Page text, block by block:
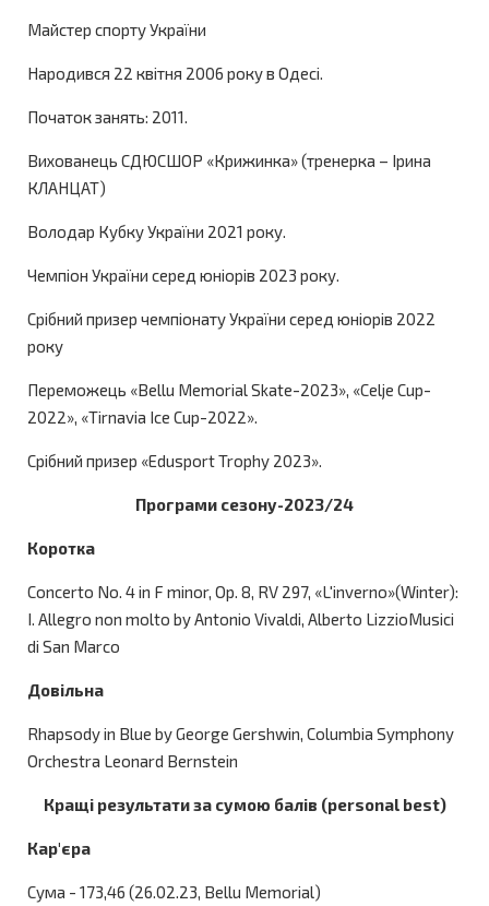
Майстер спорту України
Народився 22 квітня 2006 року в Одесі.
Початок занять: 2011.
Вихованець СДЮСШОР «Крижинка» (тренерка – Ірина
КЛАНЦАТ)
Володар Кубку України 2021 року.
Чемпіон України серед юніорів 2023 року.
Срібний призер чемпіонату України серед юніорів 2022
року
Переможець «Bellu Memorial Skate-2023», «Celje Cup-
2022», «Tirnavia Ice Cup-2022».
Срібний призер «Edusport Trophy 2023».
Програми сезону-2023/24
Коротка
Concerto No. 4 in F minor, Op. 8, RV 297, «L'inverno»(Winter):
I. Allegro non molto by Antonio Vivaldi, Alberto LizzioMusici
di San Marco
Довільна
Rhapsody in Blue by George Gershwin, Columbia Symphony
Orchestra Leonard Bernstein
Кращі результати за сумою балів (personal best)
Кар'єра
Сума - 173,46 (26.02.23, Bellu Memorial)